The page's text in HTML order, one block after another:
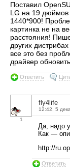
Поставил
LG на 19
1440*900!
картинка не на
расстояния!
других
все это без
драйвер
Ответить
1
fly4life
12:42, 5
Да, надо
Как —
http://
Ответить